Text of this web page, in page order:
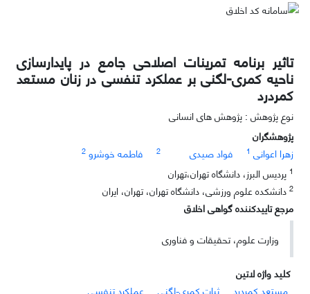
تاثیر برنامه تمرینات اصلاحی جامع در پایدارسازی
ناحیه کمری-لگنی بر عملکرد تنفسی در زنان مستعد
کمردرد
نوع پژوهش : پژوهش های انسانی
پژوهشگران
زهرا اعوانی 1 فواد صیدی 2 فاطمه خوشرو 2
1 پردیس البرز، دانشگاه تهران،تهران
2 دانشکده علوم ورزشی، دانشگاه تهران، تهران، ایران
مرجع تاییدکننده گواهی اخلاق
وزارت علوم، تحقیقات و فناوری
کلید واژه لاتین
مستعد کمردرد
ثبات کمری-لگنی
عملکرد تنفسی